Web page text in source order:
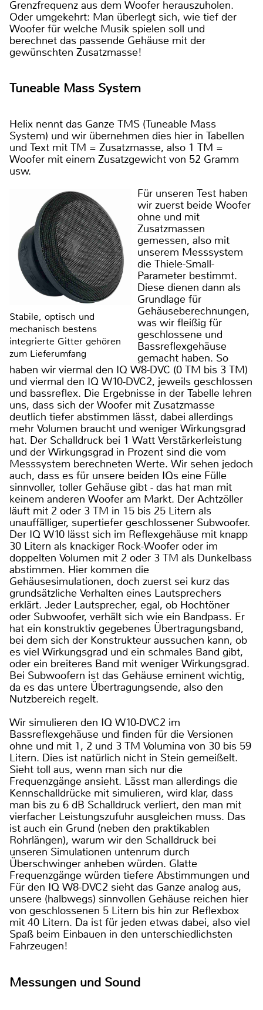
Grenzfrequenz aus dem Woofer herauszuholen.
Oder umgekehrt: Man überlegt sich, wie tief der
Woofer für welche Musik spielen soll und
berechnet das passende Gehäuse mit der
gewünschten Zusatzmasse!
Tuneable Mass System
Helix nennt das Ganze TMS (Tuneable Mass
System) und wir übernehmen dies hier in Tabellen
und Text mit TM = Zusatzmasse, also 1 TM =
Woofer mit einem Zusatzgewicht von 52 Gramm
usw.
Stabile, optisch und
mechanisch bestens
integrierte Gitter gehören
zum Lieferumfang
Für unseren Test haben
wir zuerst beide Woofer
ohne und mit
Zusatzmassen
gemessen, also mit
unserem Messsystem
die Thiele-Small-
Parameter bestimmt.
Diese dienen dann als
Grundlage für
Gehäuseberechnungen,
was wir fleißig für
geschlossene und
Bassreflexgehäuse
gemacht haben. So
haben wir viermal den IQ W8-DVC (0 TM bis 3 TM)
und viermal den IQ W10-DVC2, jeweils geschlossen
und bassreflex. Die Ergebnisse in der Tabelle lehren
uns, dass sich der Woofer mit Zusatzmasse
deutlich tiefer abstimmen lässt, dabei allerdings
mehr Volumen braucht und weniger Wirkungsgrad
hat. Der Schalldruck bei 1 Watt Verstärkerleistung
und der Wirkungsgrad in Prozent sind die vom
Messsystem berechneten Werte. Wir sehen jedoch
auch, dass es für unsere beiden IQs eine Fülle
sinnvoller, toller Gehäuse gibt - das hat man mit
keinem anderen Woofer am Markt. Der Achtzöller
läuft mit 2 oder 3 TM in 15 bis 25 Litern als
unauffälliger, supertiefer geschlossener Subwoofer.
Der IQ W10 lässt sich im Reflexgehäuse mit knapp
30 Litern als knackiger Rock-Woofer oder im
doppelten Volumen mit 2 oder 3 TM als Dunkelbass
abstimmen. Hier kommen die
Gehäusesimulationen, doch zuerst sei kurz das
grundsätzliche Verhalten eines Lautsprechers
erklärt. Jeder Lautsprecher, egal, ob Hochtöner
oder Subwoofer, verhält sich wie ein Bandpass. Er
hat ein konstruktiv gegebenes Übertragungsband,
bei dem sich der Konstrukteur aussuchen kann, ob
es viel Wirkungsgrad und ein schmales Band gibt,
oder ein breiteres Band mit weniger Wirkungsgrad.
Bei Subwoofern ist das Gehäuse eminent wichtig,
da es das untere Übertragungsende, also den
Nutzbereich regelt.
Wir simulieren den IQ W10-DVC2 im
Bassreflexgehäuse und finden für die Versionen
ohne und mit 1, 2 und 3 TM Volumina von 30 bis 59
Litern. Dies ist natürlich nicht in Stein gemeißelt.
Sieht toll aus, wenn man sich nur die
Frequenzgänge ansieht. Lässt man allerdings die
Kennschalldrücke mit simulieren, wird klar, dass
man bis zu 6 dB Schalldruck verliert, den man mit
vierfacher Leistungszufuhr ausgleichen muss. Das
ist auch ein Grund (neben den praktikablen
Rohrlängen), warum wir den Schalldruck bei
unseren Simulationen untenrum durch
Überschwinger anheben würden. Glatte
Frequenzgänge würden tiefere Abstimmungen und
Für den IQ W8-DVC2 sieht das Ganze analog aus,
unsere (halbwegs) sinnvollen Gehäuse reichen hier
von geschlossenen 5 Litern bis hin zur Reflexbox
mit 40 Litern. Da ist für jeden etwas dabei, also viel
Spaß beim Einbauen in den unterschiedlichsten
Fahrzeugen!
Messungen und Sound